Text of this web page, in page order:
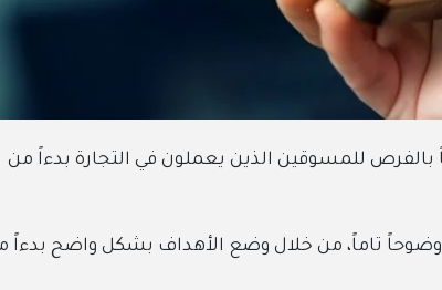
بالفرص للمسوقين الذين يعملون في التجارة بدءاً من
تاماً، من خلال وضع الأهداف بشكل واضح بدءاً